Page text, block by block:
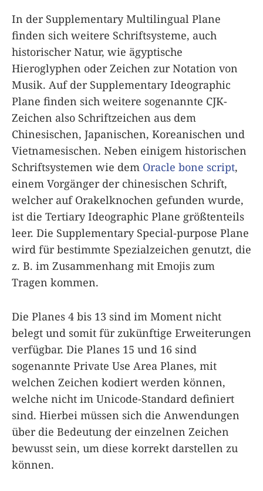
In der Supplementary Multilingual Plane
finden sich weitere Schriftsysteme, auch
historischer Natur, wie ägyptische
Hieroglyphen oder Zeichen zur Notation von
Musik. Auf der Supplementary Ideographic
Plane finden sich weitere sogenannte CJK-
Zeichen also Schriftzeichen aus dem
Chinesischen, Japanischen, Koreanischen und
Vietnamesischen. Neben einigem historischen
Schriftsystemen wie dem Oracle bone script,
einem Vorgänger der chinesischen Schrift,
welcher auf Orakelknochen gefunden wurde,
ist die Tertiary Ideographic Plane größtenteils
leer. Die Supplementary Special-purpose Plane
wird für bestimmte Spezialzeichen genutzt, die
z. B. im Zusammenhang mit Emojis zum
Tragen kommen.
Die Planes 4 bis 13 sind im Moment nicht
belegt und somit für zukünftige Erweiterungen
verfügbar. Die Planes 15 und 16 sind
sogenannte Private Use Area Planes, mit
welchen Zeichen kodiert werden können,
welche nicht im Unicode-Standard definiert
sind. Hierbei müssen sich die Anwendungen
über die Bedeutung der einzelnen Zeichen
bewusst sein, um diese korrekt darstellen zu
können.